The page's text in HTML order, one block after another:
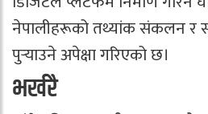
नेपालीहरूको तथ्यांक संकलन र
पुर्‍याउने अपेक्षा गरिएको छ।
भर्खरै